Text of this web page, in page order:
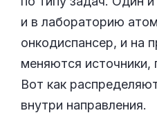
и в лабораторию
онкодиспансер, и на
меняются источники,
Вот как
внутри направления.